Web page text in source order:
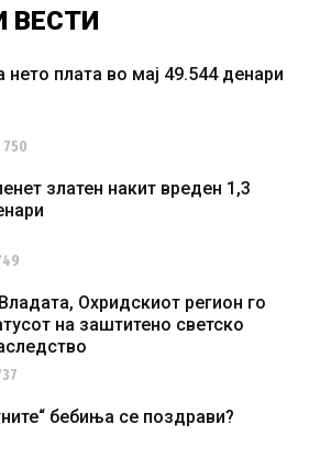
ВЕСТИ
нето плата во мај 49.544 денари
750
златен накит вреден 1,3
Охридскиот регион го
на заштитено светско
бебиња се поздрави?